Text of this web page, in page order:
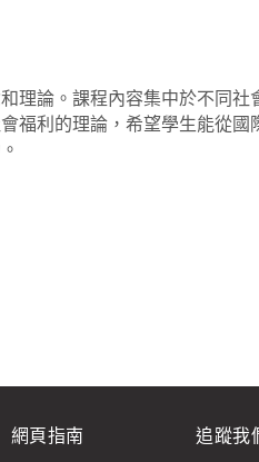
理論。課程內容集中於不同
福利的理論，希望學生能從
網頁指南 追蹤我